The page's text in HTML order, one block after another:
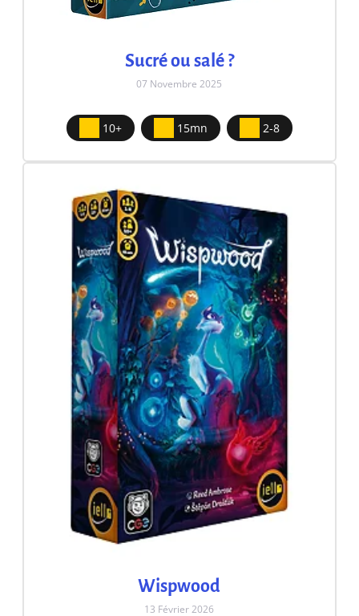
Sucré ou salé ?
07 Novembre 2025
10+ 15mn 2-8
Wispwood
13 Février 2026